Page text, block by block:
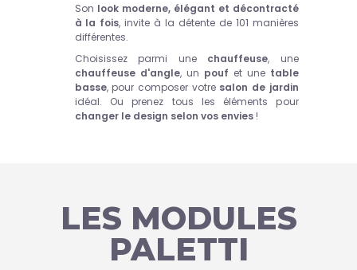
Son look moderne, élégant et décontracté
à la fois, invite à la détente de 101 manières
différentes.
Choisissez parmi une chauffeuse, une
chauffeuse d'angle, un pouf et une table
basse, pour composer votre salon de jardin
idéal. Ou prenez tous les éléments pour
changer le design selon vos envies!
LES MODULES
PALETTI